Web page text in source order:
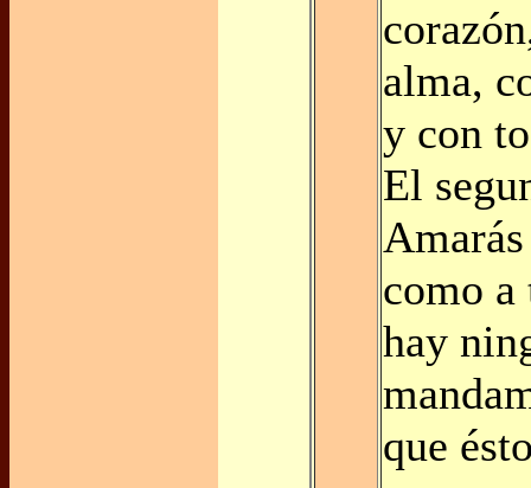
alma,
y con
El
como
hay
que